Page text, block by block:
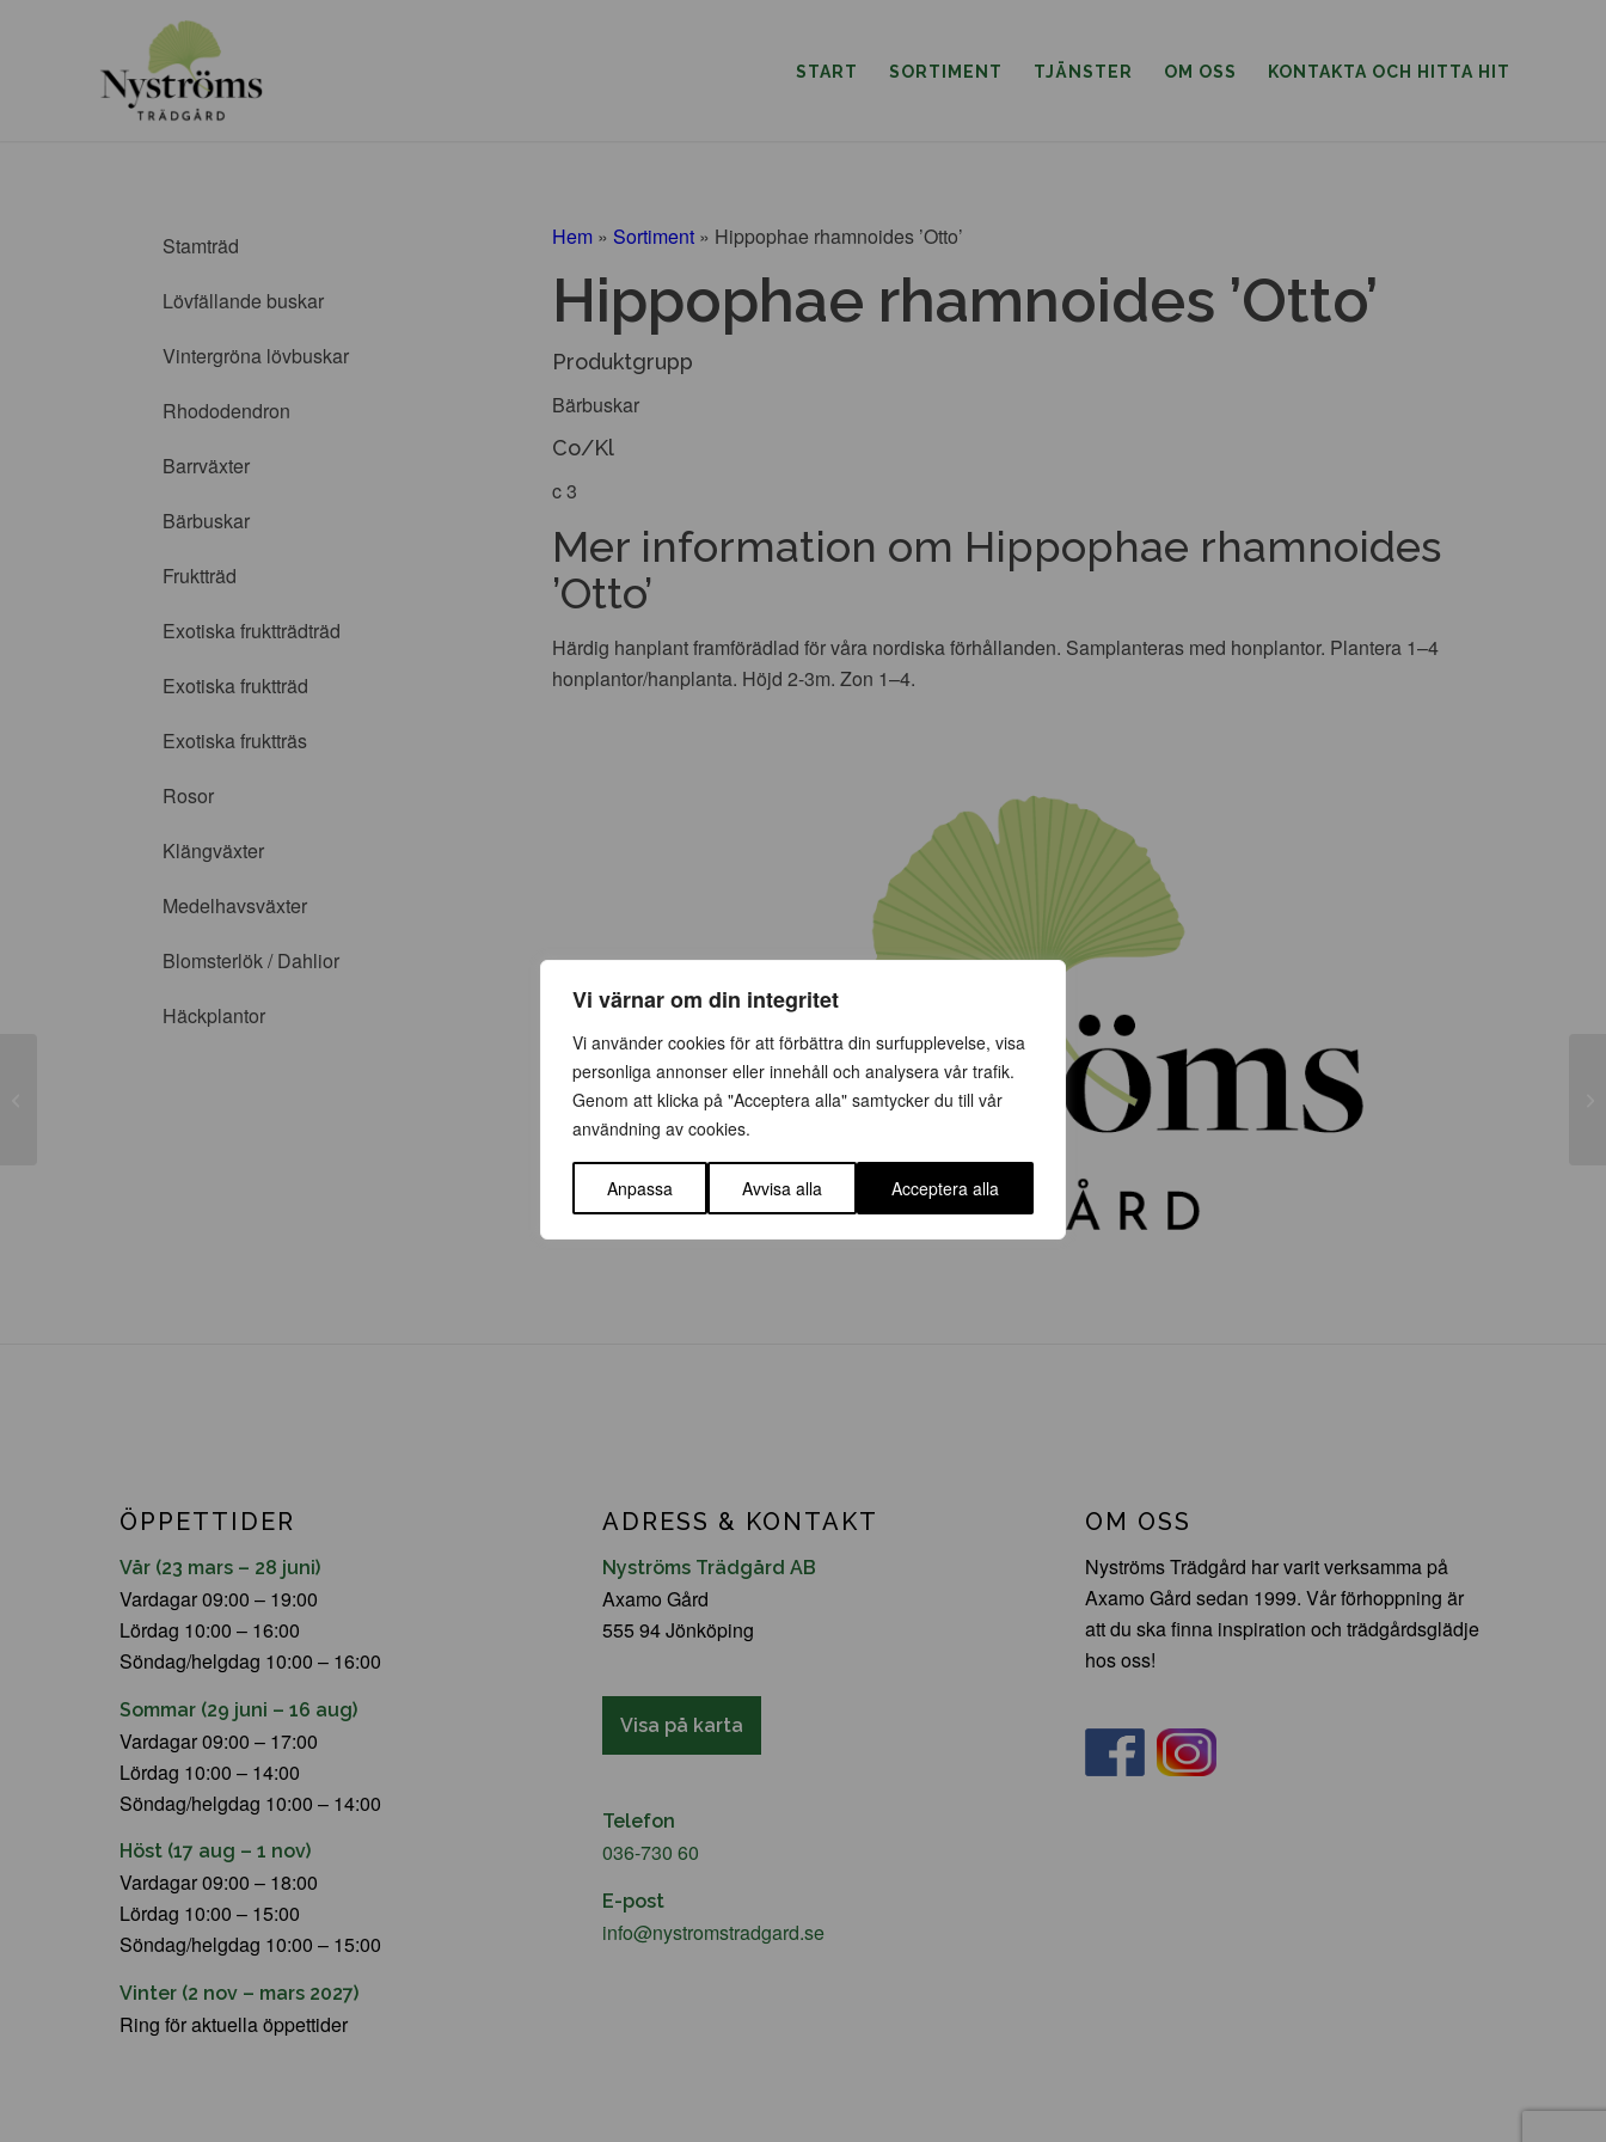
Vi värnar om din integritet
Vi använder cookies för att förbättra din surfupplevelse, visa
personliga annonser eller innehåll och analysera vår trafik.
Genom att klicka på "Acceptera alla" samtycker du till vår
användning av cookies.
Anpassa Avvisa alla Acceptera alla
START SORTIMENT TJÄNSTER OM OSS KONTAKTA OCH HITTA HIT
Stamträd
Lövfällande buskar
Vintergröna lövbuskar
Rhododendron
Barrväxter
Bärbuskar
Fruktträd
Exotiska fruktträdträd
Exotiska fruktträd
Exotiska fruktträs
Rosor
Klängväxter
Medelhavsväxter
Blomsterlök / Dahlior
Häckplantor
Hem » Sortiment » Hippophae rhamnoides ’Otto’
Hippophae rhamnoides ’Otto’
Produktgrupp
Bärbuskar
Co/Kl
c 3
Mer information om Hippophae rhamnoides
’Otto’
Härdig hanplant framförädlad för våra nordiska förhållanden. Samplanteras med honplantor. Plantera 1–4
honplantor/hanplanta. Höjd 2-3m. Zon 1–4.
ÖPPETTIDER
Vår (23 mars – 28 juni)
Vardagar 09:00 – 19:00
Lördag 10:00 – 16:00
Söndag/helgdag 10:00 – 16:00
Sommar (29 juni – 16 aug)
Vardagar 09:00 – 17:00
Lördag 10:00 – 14:00
Söndag/helgdag 10:00 – 14:00
Höst (17 aug – 1 nov)
Vardagar 09:00 – 18:00
Lördag 10:00 – 15:00
Söndag/helgdag 10:00 – 15:00
Vinter (2 nov – mars 2027)
Ring för aktuella öppettider
ADRESS & KONTAKT
Nyströms Trädgård AB
Axamo Gård
555 94 Jönköping
Visa på karta
Telefon
036-730 60
E-post
info@nystromstradgard.se
OM OSS
Nyströms Trädgård har varit verksamma på
Axamo Gård sedan 1999. Vår förhoppning är
att du ska finna inspiration och trädgårdsglädje
hos oss!